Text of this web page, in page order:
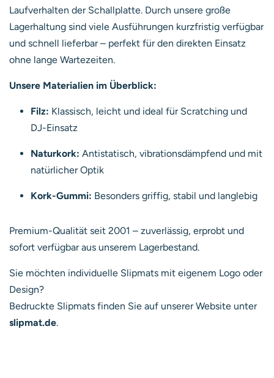
Laufverhalten der Schallplatte. Durch unsere große
Lagerhaltung sind viele Ausführungen kurzfristig verfügbar
und schnell lieferbar – perfekt für den direkten Einsatz
ohne lange Wartezeiten.
Unsere Materialien im Überblick:
Filz: Klassisch, leicht und ideal für Scratching und
DJ-Einsatz
Naturkork: Antistatisch, vibrationsdämpfend und mit
natürlicher Optik
Kork-Gummi: Besonders griffig, stabil und langlebig
Premium-Qualität seit 2001 – zuverlässig, erprobt und
sofort verfügbar aus unserem Lagerbestand.
Sie möchten individuelle Slipmats mit eigenem Logo oder
Design?
Bedruckte Slipmats finden Sie auf unserer Website unter
slipmat.de.